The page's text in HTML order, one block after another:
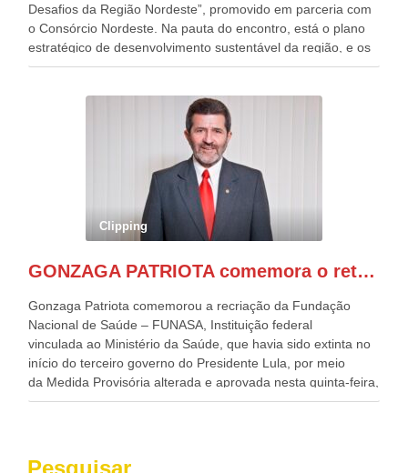
Desafios da Região Nordeste”, promovido em parceria com
o Consórcio Nordeste. Na pauta do encontro, está o plano
estratégico de desenvolvimento sustentável da região, e os
desafios para a elaboração de políticas públicas, que
evento contou com a presença do Vice-presidente Geraldo
Alckmin, que também ocupa o Ministério do
Desenvolvimento, Indústria, Comércio e Serviços, o ex
governador de Pernambuco, agora Presidente do Banco do
Nordeste, Paulo Câmara, o ex Deputado Federal, e
atualmente Superintendente da SUDENE, Danilo Cabral, da
Governadora de Pernambuco, Raquel Lyra, os ministros da
Casa Civil, Rui Costa, e da Integração e do Desenvolvimento
de todo Nordeste que também ajudam a fomentar o
Clipping
GONZAGA PATRIOTA comemora o retorno da FUNASA
Gonzaga Patriota comemorou a recriação da Fundação
Nacional de Saúde – FUNASA, Instituição federal
vinculada ao Ministério da Saúde, que havia sido extinta no
início do terceiro governo do Presidente Lula, por meio
da Medida Provisória alterada e aprovada nesta quinta-feira,
pelo Congresso Nacional. Gonzaga Patriota disse hoje em
desenvolvimento dos seus municípios e, somente o ano
Pesquisar